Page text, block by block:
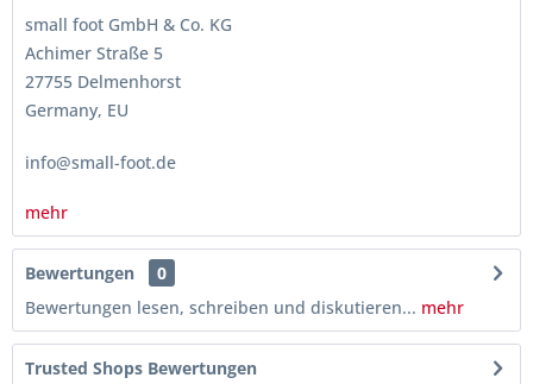
small foot GmbH & Co. KG
Achimer Straße 5
27755 Delmenhorst
Germany, EU
info@small-foot.de
mehr
Bewertungen
0
Bewertungen lesen, schreiben und diskutieren... mehr
Trusted Shops Bewertungen